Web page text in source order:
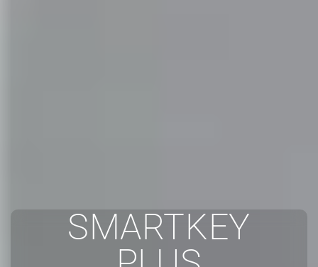
SMARTKEY